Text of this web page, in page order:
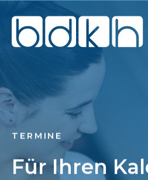
TERMINE
Für Ihren